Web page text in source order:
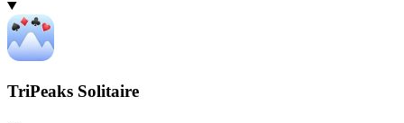
TriPeaks Solitaire